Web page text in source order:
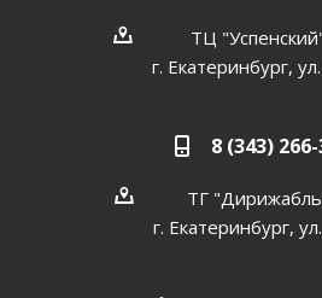
ТЦ
г. Екатеринбург,
8 (343)
ТГ
г. Екатеринбург,